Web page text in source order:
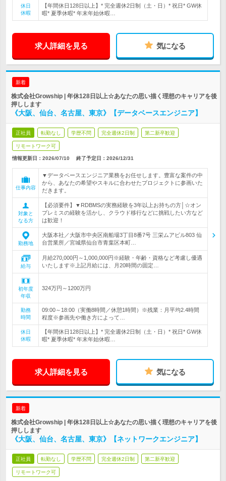
休日
休暇
【年間休日128日以上】* 完全週休2日制（土・日）* 祝日* GW休
暇* 夏季休暇* 年末年始休暇…
求人詳細を見る 気になる
新着
株式会社Growship | 年休128日以上☆あなたの思い描く理想のキャリアを後
押しします
《大阪、仙台、名古屋、東京》【データベースエンジニア】
正社員 転勤なし 学歴不問 完全週休2日制 第二新卒歓迎
リモートワーク可
情報更新日：2026/07/10 終了予定日： 2026/12/31
仕事内容
▼データベースエンジニア業務をお任せします。豊富な案件の中
から、あなたの希望やスキルに合わせたプロジェクトに参画いた
だきます。
対象と
なる方
【必須要件】▼RDBMSの実務経験を3年以上お持ちの方│☆オン
プレミスの経験を活かし、クラウド移行などに挑戦したい方など
は歓迎！
勤務地
大阪本社／大阪市中央区南船場3丁目8番7号 三栄ムアビル803 仙
台営業所／宮城県仙台市青葉区本町…
給与
月給270,000円～1,000,000円※経験・年齢・資格など考慮し優遇
いたします※上記月給には、月20時間の固定…
初年度
年収
324万円～1200万円
勤務
時間
09:00～18:00（実働8時間／休憩1時間）※残業：月平均2.4時間
程度※参画先や働き方によって…
休日
休暇
【年間休日128日以上】* 完全週休2日制（土・日）* 祝日* GW休
暇* 夏季休暇* 年末年始休暇…
求人詳細を見る 気になる
新着
株式会社Growship | 年休128日以上☆あなたの思い描く理想のキャリアを後
押しします
《大阪、仙台、名古屋、東京》【ネットワークエンジニア】
正社員 転勤なし 学歴不問 完全週休2日制 第二新卒歓迎
リモートワーク可